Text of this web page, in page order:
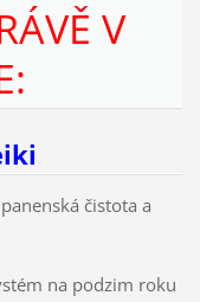
V
čistota a
na podzim roku